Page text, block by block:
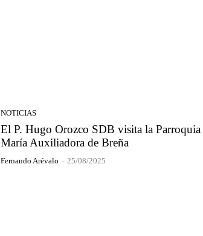
NOTICIAS
El P. Hugo Orozco SDB visita la Parroquia
María Auxiliadora de Breña
Fernando Arévalo - 25/08/2025